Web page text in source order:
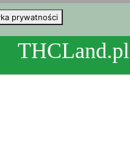
THCLand.pl
prywatności